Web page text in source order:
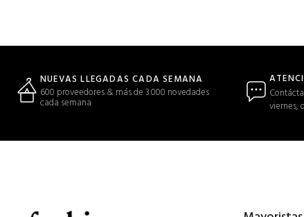
NUEVAS LLEGADAS CADA SEMANA
600 proveedores & más de 3.000 novedades
cada semana
viernes,